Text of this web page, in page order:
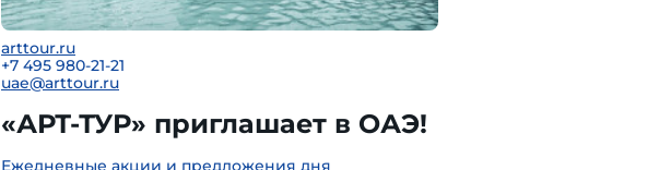
arttour.ru
+7 495 980-21-21
uae@arttour.ru
«АРТ-ТУР» приглашает в ОАЭ!
Ежедневные акции и предложения дня